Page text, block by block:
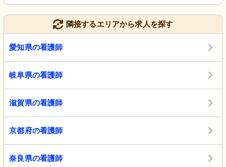
隣接するエリアから求人を探す
愛知県の看護師
岐阜県の看護師
滋賀県の看護師
京都府の看護師
奈良県の看護師